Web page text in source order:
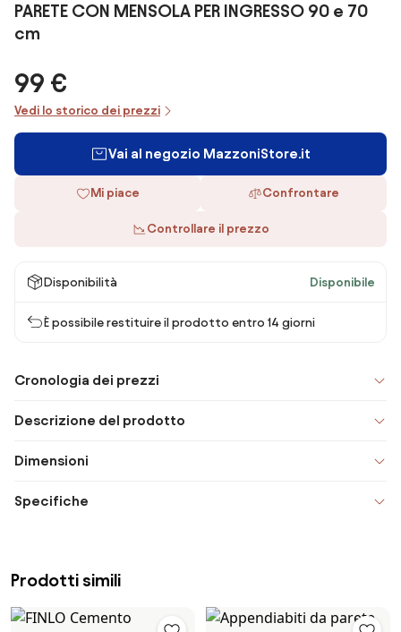
PARETE CON MENSOLA PER INGRESSO 90 e 70
cm
99 €
Vedi lo storico dei prezzi
Vai al negozio MazzoniStore.it
Mi piace Confrontare
Controllare il prezzo
Disponibilità Disponibile
È possibile restituire il prodotto entro 14 giorni
Cronologia dei prezzi
Descrizione del prodotto
Dimensioni
Specifiche
Prodotti simili